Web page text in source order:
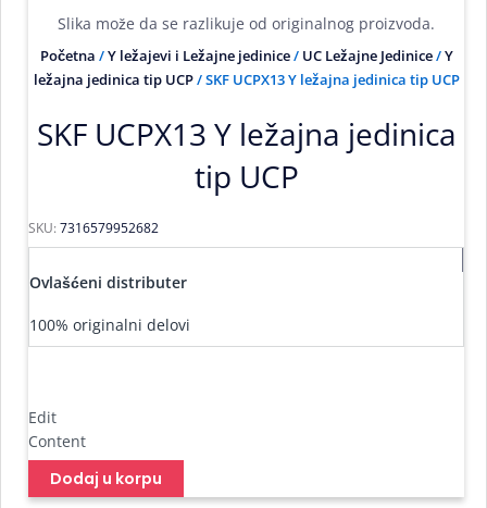
Slika može da se razlikuje od originalnog proizvoda.
Početna /Y ležajevi i Ležajne jedinice/ UC Ležajne Jedinice/Y
ležajna jedinica tip UCP/ SKF UCPX13 Y ležajna jedinica tip UCP
SKF UCPX13 Y ležajna jedinica
tip UCP
SKU: 7316579952682
Ovlašćeni distributer
100% originalni delovi
Edit
Content
Dodaj u korpu